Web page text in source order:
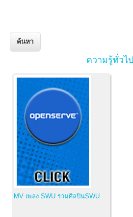
ความรู้ทั่วไป
MV เพลง SWU รวมศิลปินSWU